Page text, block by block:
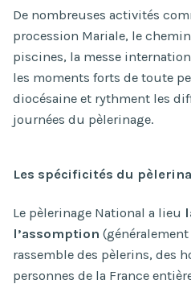
De nombreuses activités
procession Mariale, le
piscines, la messe
les moments forts de toute
diocésaine et rythment les
journées du pèlerinage.
Les spécificités du
Le pèlerinage National a lieu
l’assomption (généralement
rassemble des pèlerins, des
personnes de la France